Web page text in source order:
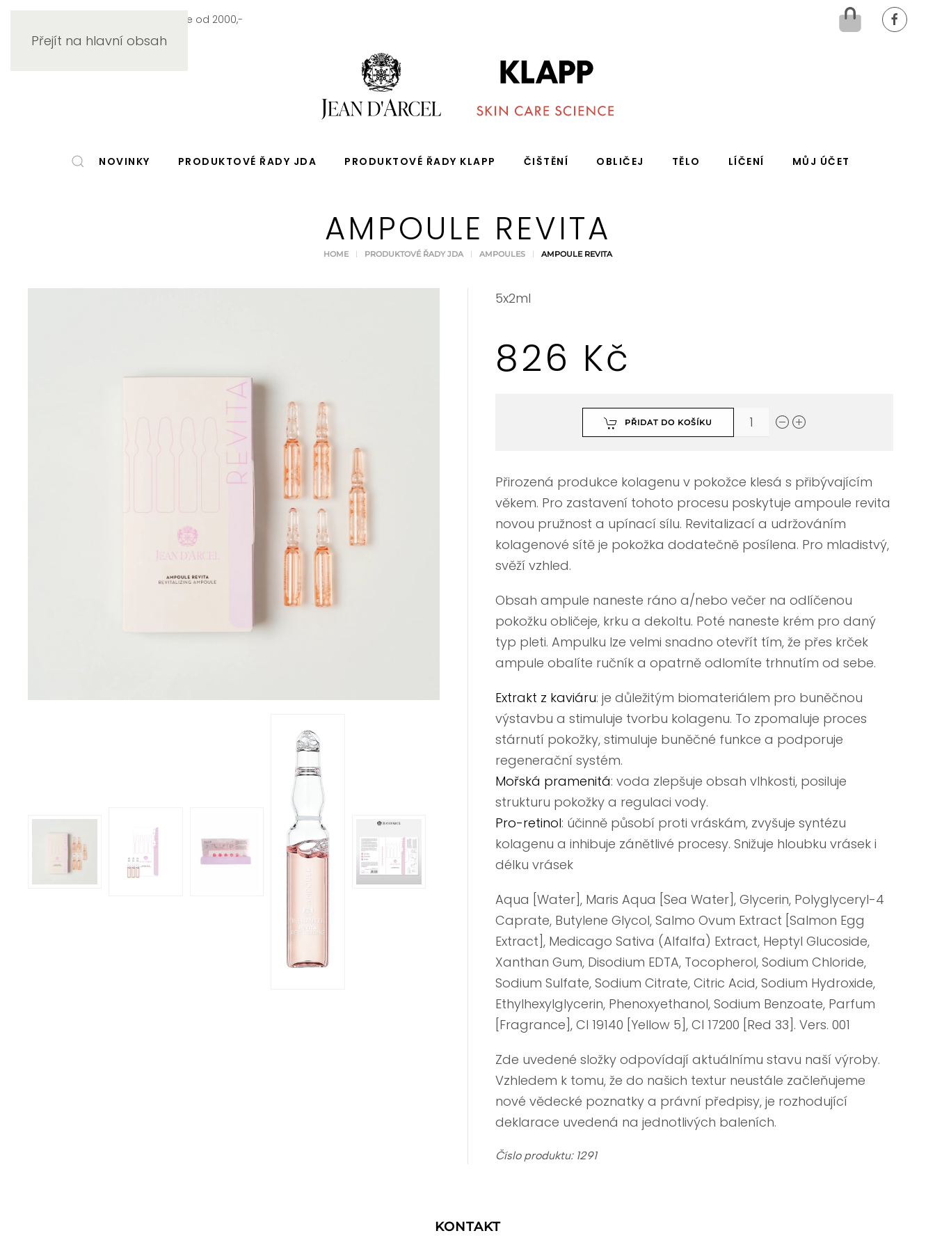
Přejít na hlavní obsah
Doprava zdarma při objednávce od 2000,-
NOVINKY PRODUKTOVÉ ŘADY JDA PRODUKTOVÉ ŘADY KLAPP ČIŠTĚNÍ OBLIČEJ TĚLO LÍČENÍ MŮJ ÚČET
AMPOULE REVITA
HOME PRODUKTOVÉ ŘADY JDA AMPOULES AMPOULE REVITA
5x2ml
826 Kč
PŘIDAT DO KOŠÍKU
Přirozená produkce kolagenu v pokožce klesá s přibývajícím
věkem. Pro zastavení tohoto procesu poskytuje ampoule revita
novou pružnost a upínací sílu. Revitalizací a udržováním
kolagenové sítě je pokožka dodatečně posílena. Pro mladistvý,
svěží vzhled.
Obsah ampule naneste ráno a/nebo večer na odlíčenou
pokožku obličeje, krku a dekoltu. Poté naneste krém pro daný
typ pleti. Ampulku lze velmi snadno otevřít tím, že přes krček
ampule obalíte ručník a opatrně odlomíte trhnutím od sebe.
Extrakt z kaviáru: je důležitým biomateriálem pro buněčnou
výstavbu a stimuluje tvorbu kolagenu. To zpomaluje proces
stárnutí pokožky, stimuluje buněčné funkce a podporuje
regenerační systém.
Mořská pramenitá: voda zlepšuje obsah vlhkosti, posiluje
strukturu pokožky a regulaci vody.
Pro-retinol: účinně působí proti vráskám, zvyšuje syntézu
kolagenu a inhibuje zánětlivé procesy. Snižuje hloubku vrásek i
délku vrásek
Aqua [Water], Maris Aqua [Sea Water], Glycerin, Polyglyceryl-4
Caprate, Butylene Glycol, Salmo Ovum Extract [Salmon Egg
Extract], Medicago Sativa (Alfalfa) Extract, Heptyl Glucoside,
Xanthan Gum, Disodium EDTA, Tocopherol, Sodium Chloride,
Sodium Sulfate, Sodium Citrate, Citric Acid, Sodium Hydroxide,
Ethylhexylglycerin, Phenoxyethanol, Sodium Benzoate, Parfum
[Fragrance], CI 19140 [Yellow 5], CI 17200 [Red 33]. Vers. 001
Zde uvedené složky odpovídají aktuálnímu stavu naší výroby.
Vzhledem k tomu, že do našich textur neustále začleňujeme
nové vědecké poznatky a právní předpisy, je rozhodující
deklarace uvedená na jednotlivých baleních.
Číslo produktu: 1291
KONTAKT